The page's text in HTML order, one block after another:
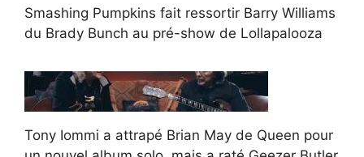
Smashing Pumpkins fait ressortir Barry Williams
du Brady Bunch au pré-show de Lollapalooza
Tony Iommi a attrapé Brian May de Queen pour